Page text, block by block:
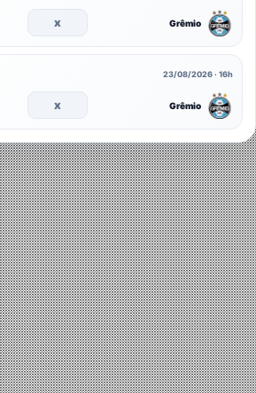
x Grêmio
23/08/2026 · 16h
x Grêmio